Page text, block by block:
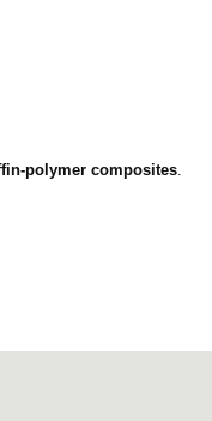
polymer composites